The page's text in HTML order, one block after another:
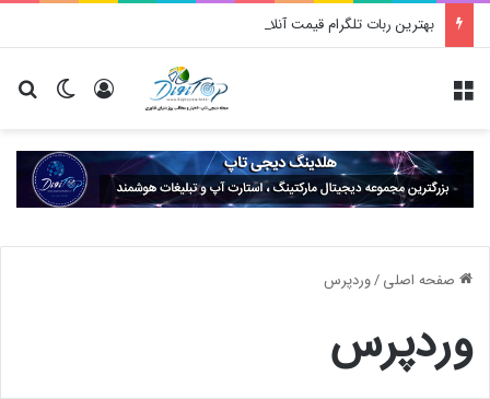
بهترین ربات تلگرام قیمت آنلاین سکه، طلا و ارز
تغییر ورود
صفحه اصلی/وردپرس
وردپرس